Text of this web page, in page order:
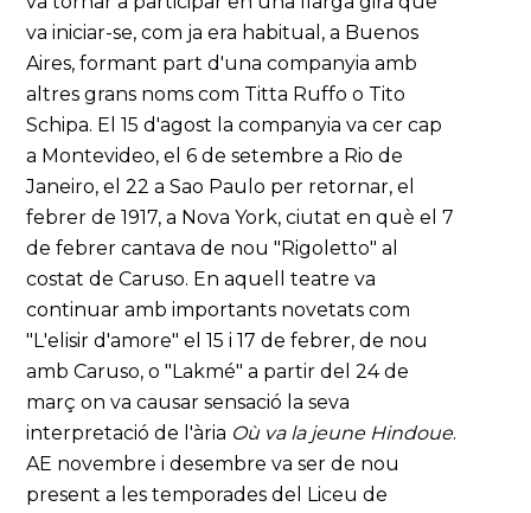
va iniciar-se, com ja era habitual, a Buenos
Aires, formant part d'una companyia amb
altres grans noms com Titta Ruffo o Tito
Schipa. El 15 d'agost la companyia va cer cap
a Montevideo, el 6 de setembre a Rio de
Janeiro, el 22 a Sao Paulo per retornar, el
febrer de 1917, a Nova York, ciutat en què el 7
de febrer cantava de nou "Rigoletto" al
costat de Caruso. En aquell teatre va
continuar amb importants novetats com
"L'elisir d'amore" el 15 i 17 de febrer, de nou
amb Caruso, o "Lakmé" a partir del 24 de
març on va causar sensació la seva
interpretació de l'ària Où va la jeune Hindoue.
AE novembre i desembre va ser de nou
present a les temporades del Liceu de